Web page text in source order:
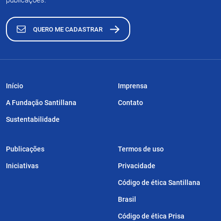
QUERO ME CADASTRAR
Início
A Fundação Santillana
Sustentabilidade
Publicações
Iniciativas
Imprensa
Contato
Termos de uso
Privacidade
Código de ética Santillana
Brasil
Código de ética Prisa